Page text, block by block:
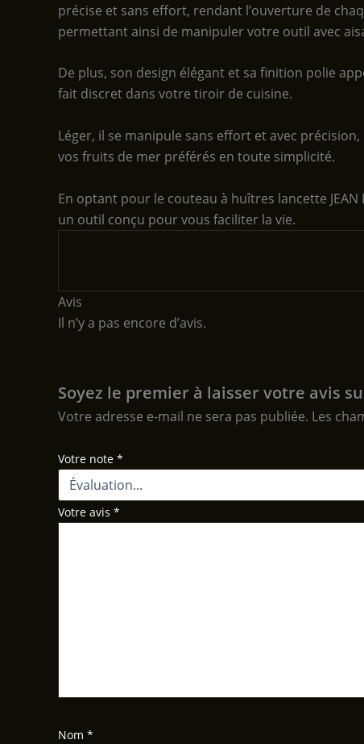
précise et sans effort, rendant l’ouverture de
permettant ainsi de manipuler votre outil avec
De plus, son design élégant et sa finition polie
fait discret dans votre tiroir de cuisine.
Léger, il se manipule sans effort et avec
vos fruits de mer préférés en toute simplicité.
En optant pour le couteau à huîtres lancette JEAN
un outil conçu pour vous faciliter la vie.
Avis
Il n’y a pas encore d’avis.
Soyez le premier à laisser votre avis
Votre adresse e-mail ne sera pas publiée. Les
Votre note *
Votre avis *
Nom *